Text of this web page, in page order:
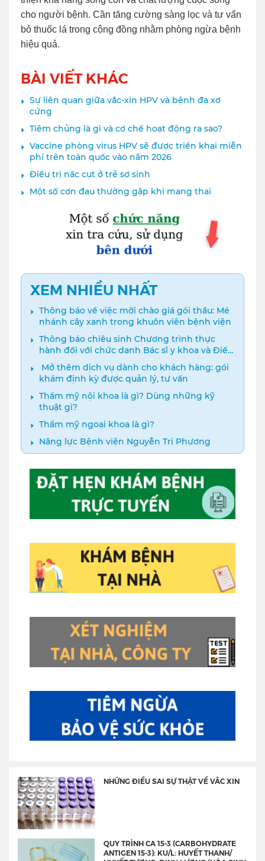
cho người bệnh. Cần tăng cường sàng lọc và tư vấn
bỏ thuốc lá trong cộng đồng nhằm phòng ngừa bệnh
hiệu quả.
BÀI VIẾT KHÁC
Sự liên quan giữa vắc-xin HPV và bệnh đa xơ
cứng
Tiêm chủng là gì và cơ chế hoạt động ra sao?
Vaccine phòng virus HPV sẽ được triển khai miễn
phí trên toàn quốc vào năm 2026
Điều trị nấc cụt ở trẻ sơ sinh
Một số cơn đau thường gặp khi mang thai
XEM NHIỀU NHẤT
Thông báo về việc mời chào giá gói thầu: Mé
nhánh cây xanh trong khuôn viên bệnh viện
Thông báo chiêu sinh Chương trình thực
hành đối với chức danh Bác sĩ y khoa và Điều
dưỡng năm 2024
️ Mở thêm dịch vụ dành cho khách hàng: gói
khám định kỳ được quản lý, tư vấn
Thẩm mỹ nội khoa là gì? Dùng những kỹ
thuật gì?
Thẩm mỹ ngoại khoa là gì?
Năng lực Bệnh viện Nguyễn Tri Phương
NHỮNG ĐIỀU SAI SỰ THẬT VỀ VẮC XIN
QUY TRÌNH CA 15-3 (CARBOHYDRATE
ANTIGEN 15-3): KU/L: HUYẾT THANH/